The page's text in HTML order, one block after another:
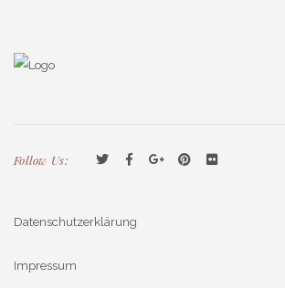
Follow Us:
Datenschutzerklärung
Impressum